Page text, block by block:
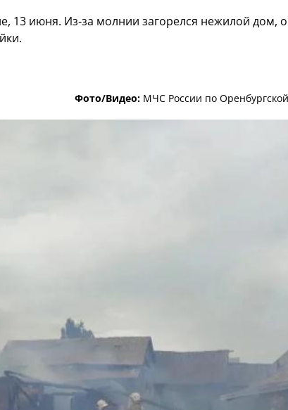
13 июня. Из‑за молнии загорелся нежилой дом,
Фото/Видео: МЧС России по